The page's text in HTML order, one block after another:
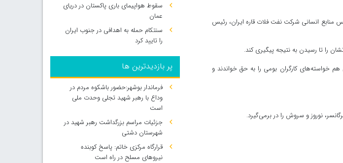
انسانی شرکت نفت فلات قاره ایران، رئیس
را تا رسیدن به نتیجه پیگیری کند.
خواسته‌های کارگران بومی را به حق خواندند و
سقوط هواپیمای باری پاکستان در دریای
عمان
سنتکام حمله به اهدافی در جنوب ایران
را تایید کرد
پر بازدیدترین ها
فرماندار بوشهر:حضور باشکوه مردم در
وداع با رهبر شهید تجلی وحدت ملی
است
جزئیات مراسم بزرگداشت رهبر شهید در
شهرستان دشتی
قرارگاه مرکزی خاتم: پاسخ کوبنده
نیروهای مسلح در راه است